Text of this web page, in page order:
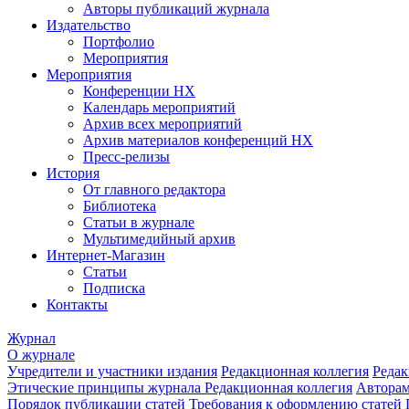
Авторы публикаций журнала
Издательство
Портфолио
Мероприятия
Мероприятия
Конференции НХ
Календарь мероприятий
Архив всех мероприятий
Архив материалов конференций НХ
Пресс-релизы
История
От главного редактора
Библиотека
Статьи в журнале
Мультимедийный архив
Интернет-Магазин
Статьи
Подписка
Контакты
Журнал
О журнале
Учредители и участники издания Редакционная коллегия
Этические принципы журнала Редакционная коллегия
Порядок публикации статей Требования к оформлению статей